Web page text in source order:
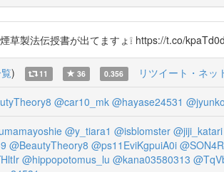
草製法伝授書が出てますょ❕ https://t.co/
) 11 36 0.356 リツイート・ネッ
@car10_mk @hayase24531
@y_tiara1 @isblomster @jiji_katari
@BeautyTheory8 @ps11EviKgpuiA0i
@hippopotomus_lu @kana03580313